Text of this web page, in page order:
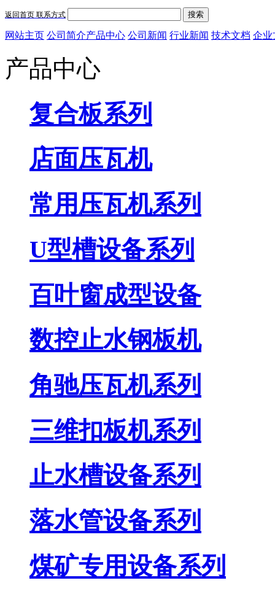
返回首页 联系方式 搜索
网站主页 公司简介产品中心 公司新闻 行业新闻 技术文档 企业
产品中心
复合板系列
店面压瓦机
常用压瓦机系列
U型槽设备系列
百叶窗成型设备
数控止水钢板机
角驰压瓦机系列
三维扣板机系列
止水槽设备系列
落水管设备系列
煤矿专用设备系列